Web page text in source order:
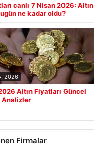
canlı 7 Nisan 2026: Altın
ne kadar oldu?
2026
Altın Fiyatları Güncel
Analizler
Firmalar